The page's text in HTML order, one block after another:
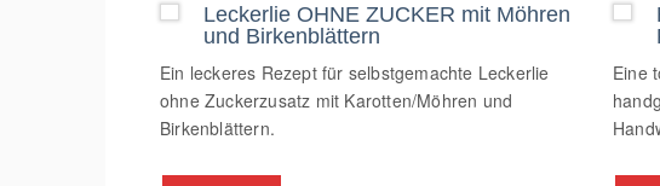
Leckerlie OHNE ZUCKER mit Möhren
und Birkenblättern
Ein leckeres Rezept für selbstgemachte Leckerlie
ohne Zuckerzusatz mit Karotten/Möhren und
Birkenblättern.
Eine